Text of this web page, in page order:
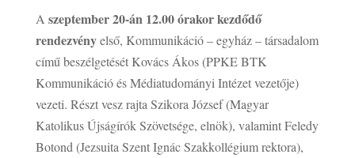
A szeptember 20-án 12.00 órakor kezdődő
rendezvényelső, Kommunikáció – egyház – társadalom
című beszélgetését Kovács Ákos (PPKE BTK
Kommunikáció és Médiatudományi Intézet vezetője)
vezeti. Részt vesz rajta Szikora József (Magyar
Katolikus Újságírók Szövetsége, elnök), valamint Feledy
Botond (Jezsuita Szent Ignác Szakkollégium rektora),